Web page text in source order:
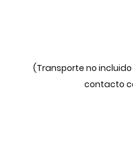
(Transporte no
contacto